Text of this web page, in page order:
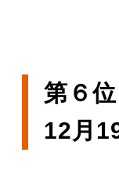
第６
12月